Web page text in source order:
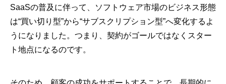
SaaSの普及に伴って、ソフトウェア市場のビジネス形態
は“買い切り型”から“サブスクリプション型”へ変化するよ
うになりました。つまり、契約がゴールではなくスター
ト地点になるのです。